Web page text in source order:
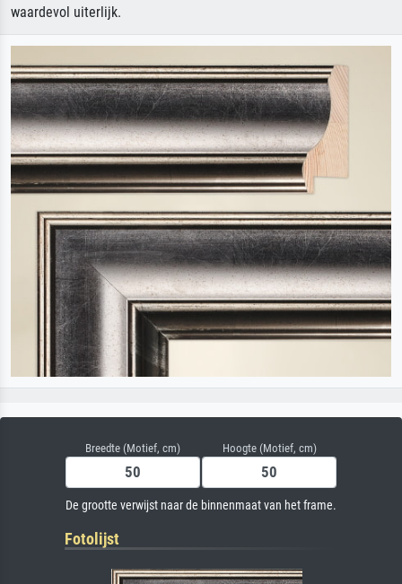
waardevol uiterlijk.
Breedte (Motief, cm) Hoogte (Motief, cm)
De grootte verwijst naar de binnenmaat van het frame.
Fotolijst